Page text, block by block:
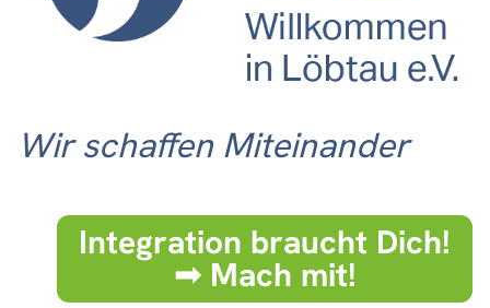
Wir schaffen Miteinander
Integration braucht Dich!
➟ Mach mit!